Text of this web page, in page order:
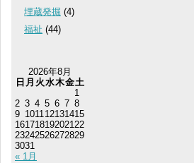
埋蔵発掘 (4)
福祉 (44)
2026年8月
日 月 火水木金土
« 1月
1
2 3 4 5 6 7 8
9 1011 12131415
161718192021 22
23242526272829
3031